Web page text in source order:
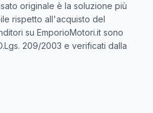
originale è la soluzione più
rispetto all'acquisto del
su EmporioMotori.it sono
209/2003 e verificati dalla